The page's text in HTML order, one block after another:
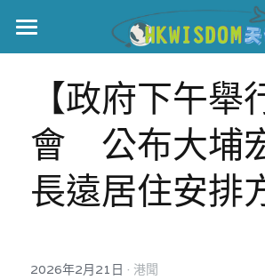
主頁
世界盃
伊美戰爭
黎智英案
美西媒體謊言實錄
宏福‧革新
港聞
【政府下午舉
會　公布大埔
長遠居住安排
2026年2月21日 · 港聞